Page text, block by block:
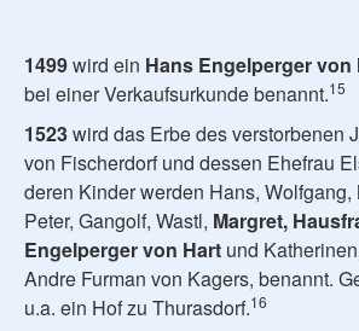
1499wird ein Hans Engelperger von
bei einer Verkaufsurkunde benannt.15
1523wird das Erbe des verstorbenen
von Fischerdorf und dessen Ehefrau
deren Kinder werden Hans, Wolfgang,
Peter, Gangolf, Wastl, Margret,
Engelperger von Hart und
Andre Furman von Kagers, benannt.
u.a. ein Hof zu Thurasdorf.16